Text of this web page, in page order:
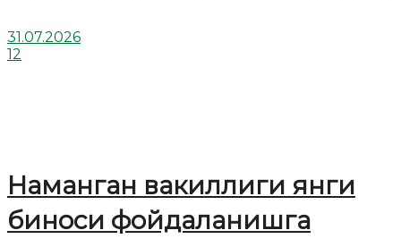
31.07.2026
12
Наманган вакиллиги янги
биноси фойдаланишга